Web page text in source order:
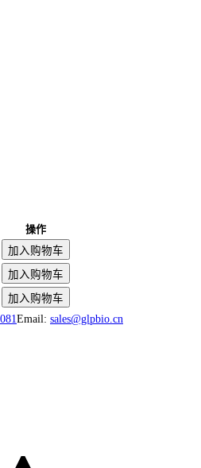
操作
加入购物车
加入购物车
加入购物车
Email: sales@glpbio.cn